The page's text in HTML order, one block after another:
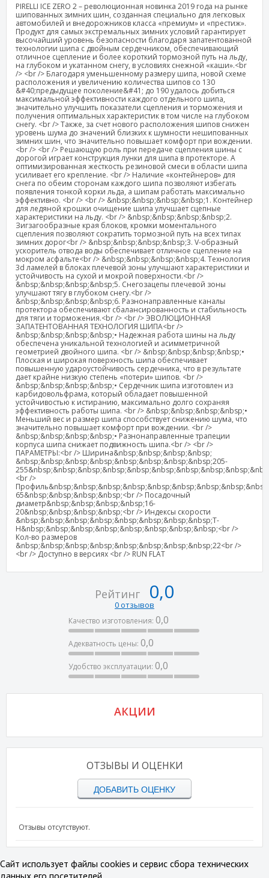
PIRELLI ICE ZERO 2 – революционная новинка 2019 года на рынке
шипованных зимних шин, созданная специально для легковых
автомобилей и внедорожников класса «премиум» и «престиж».
Продукт для самых экстремальных зимних условий гарантирует
высочайший уровень безопасности благодаря запатентованной
технологии шипа с двойным сердечником, обеспечивающий
отличное сцепление и более короткий тормозной путь на льду,
на глубоком и укатанном снегу, в условиях снежной «каши».<br
/> <br /> Благодаря уменьшенному размеру шипа, новой схеме
расположения и увеличению количества шипов со 130
&#40;предыдущее поколение&#41; до 190 удалось добиться
максимальной эффективности каждого отдельного шипа,
значительно улучшить показатели сцепления и торможения и
получения оптимальных характеристик в том числе на глубоком
снегу. <br /> Также, за счет нового расположения шипов снижен
уровень шума до значений близких к шумности нешипованных
зимних шин, что значительно повышает комфорт при вождении.
<br /> <br /> Решающую роль при передаче сцепления шины с
дорогой играет конструкция лунки для шипа в протекторе. А
оптимизированная жесткость резиновой смеси в области шипа
усиливает его крепление. <br /> Наличие «контейнеров» для
снега по обеим сторонам каждого шипа позволяют избегать
появления тонкой корки льда, а шипам работать максимально
эффективно. <br /> <br /> &nbsp;&nbsp;&nbsp;&nbsp;1. Контейнер
для ледяной крошки очищение шипа улучшает сцепные
характеристики на льду. <br /> &nbsp;&nbsp;&nbsp;&nbsp;2.
Зигзагообразные края блоков, кромки моментального
сцепления позволяют сократить тормозной путь на всех типах
зимних дорог<br /> &nbsp;&nbsp;&nbsp;&nbsp;3. V-образный
ускоритель отвода воды обеспечивает отличное сцепление на
мокром асфальте<br /> &nbsp;&nbsp;&nbsp;&nbsp;4. Технология
3d ламелей в блоках плечевой зоны улучшают характеристики и
устойчивость на сухой и мокрой поверхности.<br />
&nbsp;&nbsp;&nbsp;&nbsp;5. Снегозацепы плечевой зоны
улучшают тягу в глубоком снегу.<br />
&nbsp;&nbsp;&nbsp;&nbsp;6. Разнонаправленные каналы
протектора обеспечивают сбалансированность и стабильность
для тяги и торможения.<br /> <br /> ЭВОЛЮЦИОННАЯ
ЗАПАТЕНТОВАННАЯ ТЕХНОЛОГИЯ ШИПА<br />
&nbsp;&nbsp;&nbsp;&nbsp;• Надежная работа шины на льду
обеспечена уникальной технологией и асимметричной
геометрией двойного шипа. <br /> &nbsp;&nbsp;&nbsp;&nbsp;•
Плоская и широкая поверхность шипа обеспечивает
повышенную удароустойчивость сердечника, что в результате
дает крайне низкую степень «потери» шипов. <br />
&nbsp;&nbsp;&nbsp;&nbsp;• Сердечник шипа изготовлен из
карбидовольфрама, который обладает повышенной
устойчивостью к истиранию, максимально долго сохраняя
эффективность работы шипа. <br /> &nbsp;&nbsp;&nbsp;&nbsp;•
Меньший вес и размер шипа способствует снижению шума, что
значительно повышает комфорт при вождении. <br />
&nbsp;&nbsp;&nbsp;&nbsp;• Разнонаправленные трапеции
корпуса шипа снижает подвижность шипа.<br /> <br />
ПАРАМЕТРЫ:<br /> Ширина&nbsp;&nbsp;&nbsp;&nbsp;
&nbsp;&nbsp;&nbsp;&nbsp;&nbsp;&nbsp;&nbsp;&nbsp;205-
<br />
65&nbsp;&nbsp;&nbsp;&nbsp;<br /> Посадочный
диаметр&nbsp;&nbsp;&nbsp;&nbsp;16-
20&nbsp;&nbsp;&nbsp;&nbsp;<br /> Индексы скорости
&nbsp;&nbsp;&nbsp;&nbsp;&nbsp;&nbsp;&nbsp;&nbsp;T-
H&nbsp;&nbsp;&nbsp;&nbsp;&nbsp;&nbsp;&nbsp;&nbsp;<br />
Кол-во размеров
&nbsp;&nbsp;&nbsp;&nbsp;&nbsp;&nbsp;&nbsp;&nbsp;22<br />
<br /> Доступно в версиях <br /> RUN FLAT
Рейтинг 0,0
0 отзывов
Качество изготовления: 0,0
Адекватность цены: 0,0
Удобство эксплуатации: 0,0
АКЦИИ
ОТЗЫВЫ И ОЦЕНКИ
ДОБАВИТЬ ОЦЕНКУ
Отзывы отсутствуют.
Сайт использует файлы cookies и сервис сбора технических
данных его посетителей.